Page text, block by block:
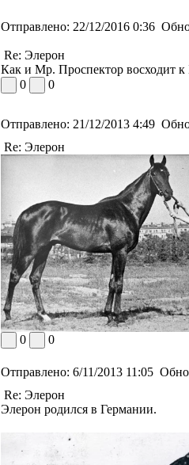
Отправлено: 22/12/2016 0:36
Re: Элерон
Как и Мр. Проспектор восходит
0
0
Отправлено: 21/12/2013 4:49
Re: Элерон
0 0
Отправлено: 6/11/2013 11:05
Re: Элерон
Элерон родился в Германии.